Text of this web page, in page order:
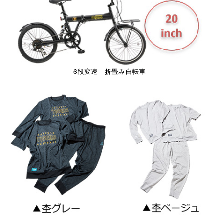
6段変速 折畳み自転車